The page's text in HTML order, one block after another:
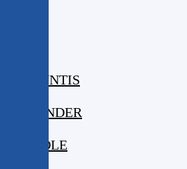
WEBUNTIS
KALENDER
MOODLE